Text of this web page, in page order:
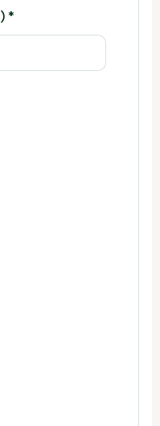
)*